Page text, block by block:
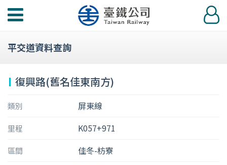
功
選
登
入
平交道資料查詢
復興路(舊名佳東南方)
類別 屏東線
里程 K057+971
區間 佳冬-枋寮